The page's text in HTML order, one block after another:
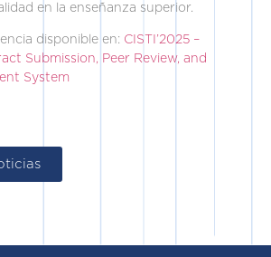
en la enseñanza superior.
disponible en: CISTI’2025 –
Submission, Peer Review, and
System